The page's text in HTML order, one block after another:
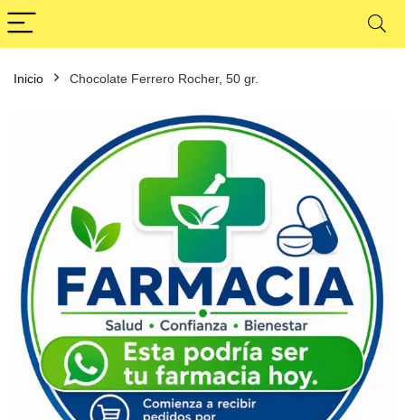
Inicio Chocolate Ferrero Rocher, 50 gr.